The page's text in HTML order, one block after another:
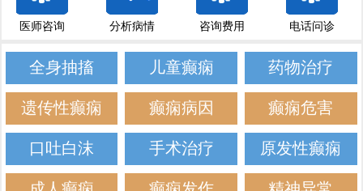
医师咨询 分析病情 咨询费用 电话问诊
全身抽搐 儿童癫痫 药物治疗
遗传性癫痫 癫痫病因 癫痫危害
口吐白沫 手术治疗 原发性癫痫